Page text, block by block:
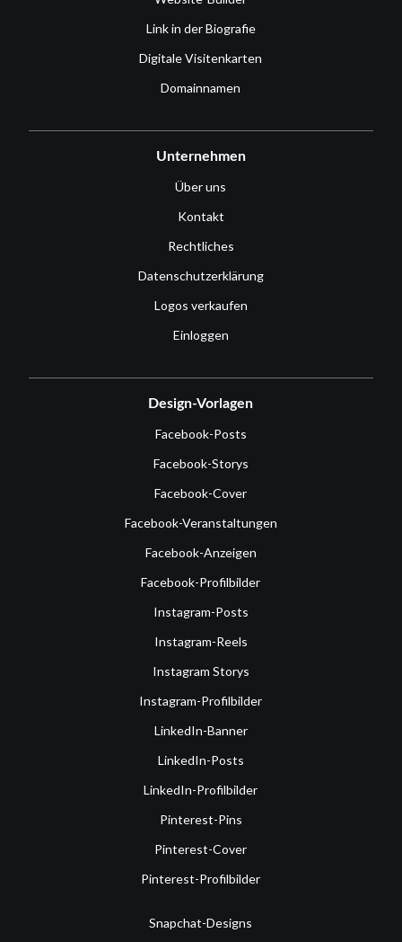
Link in der Biografie
Digitale Visitenkarten
Domainnamen
Unternehmen
Über uns
Kontakt
Rechtliches
Datenschutzerklärung
Logos verkaufen
Einloggen
Design-Vorlagen
Facebook-Posts
Facebook-Storys
Facebook-Cover
Facebook-Veranstaltungen
Facebook-Anzeigen
Facebook-Profilbilder
Instagram-Posts
Instagram-Reels
Instagram Storys
Instagram-Profilbilder
LinkedIn-Banner
LinkedIn-Posts
LinkedIn-Profilbilder
Pinterest-Pins
Pinterest-Cover
Pinterest-Profilbilder
Snapchat-Designs